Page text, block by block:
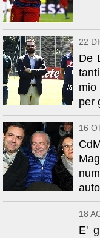
22
De
per
16
18
E'